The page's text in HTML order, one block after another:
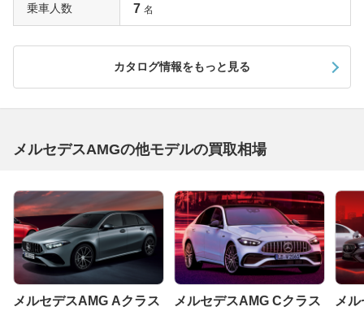
乗車人数 7 名
カタログ情報をもっと見る
メルセデスAMGの他モデルの買取相場
メルセデスAMG Aクラス
メルセデスAMG Cクラス
メ